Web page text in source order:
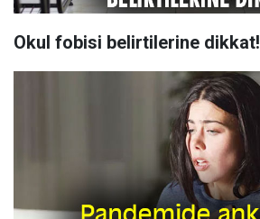
Okul fobisi belirtilerine dikkat!